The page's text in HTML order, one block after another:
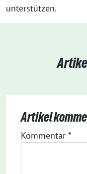
unterstützen.
Artikel
Kommentar *